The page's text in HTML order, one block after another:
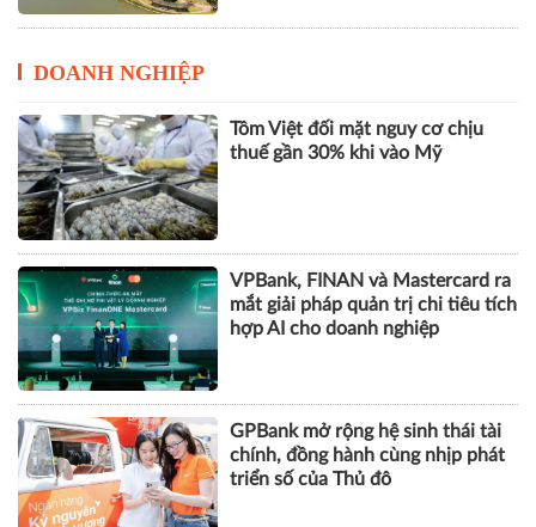
DOANH NGHIỆP
Tôm Việt đối mặt nguy cơ chịu
thuế gần 30% khi vào Mỹ
VPBank, FINAN và Mastercard ra
mắt giải pháp quản trị chi tiêu tích
hợp AI cho doanh nghiệp
GPBank mở rộng hệ sinh thái tài
chính, đồng hành cùng nhịp phát
triển số của Thủ đô